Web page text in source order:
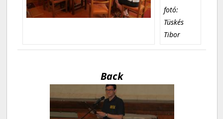
fotó:
Tüskés
Tibor
Back